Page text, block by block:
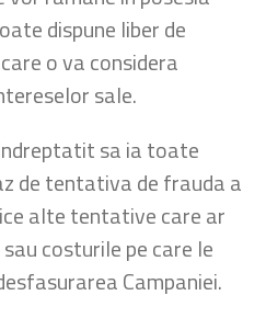
dispune liber de
o va considera
sale.
sa ia toate
de tentativa de frauda a
alte tentative care ar
costurile pe care le
Campaniei.